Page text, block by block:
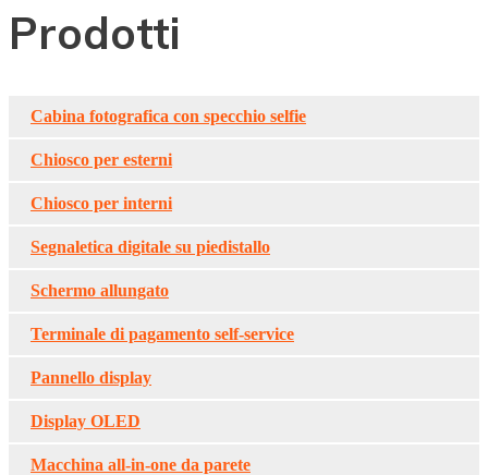
Prodotti
Cabina fotografica con specchio selfie
Chiosco per esterni
Chiosco per interni
Segnaletica digitale su piedistallo
Schermo allungato
Terminale di pagamento self-service
Pannello display
Display OLED
Macchina all-in-one da parete